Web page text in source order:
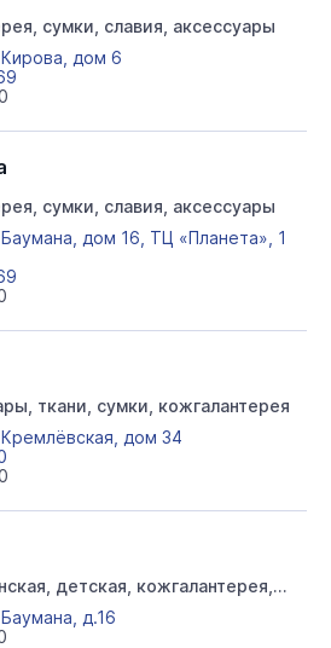
сумки, славия, аксессуары
дом 6
сумки, славия, аксессуары
дом 16, ТЦ «Планета», 1
ткани, сумки, кожгалантерея
дом 34
детская, кожгалантерея,
д.16